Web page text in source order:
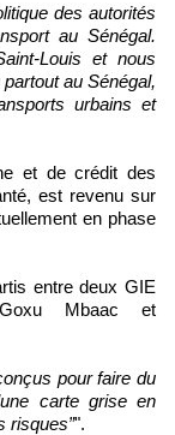
des autorités
au Sénégal.
Louis et nous
au Sénégal,
urbains et
et de crédit des
est revenu sur
en phase
entre deux GIE
Goxu Mbaac et
pour faire du
carte grise en
risques”".